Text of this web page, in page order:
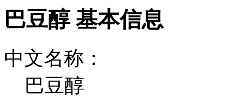
巴豆醇 基本信息
中文名称：
巴豆醇